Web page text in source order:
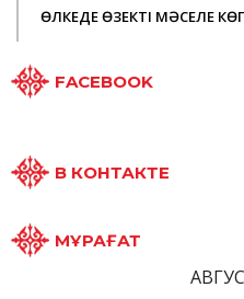
ӨЛКЕДЕ ӨЗЕКТІ МӘСЕЛЕ
FACEBOOK
В КОНТАКТЕ
МҰРАҒАТ